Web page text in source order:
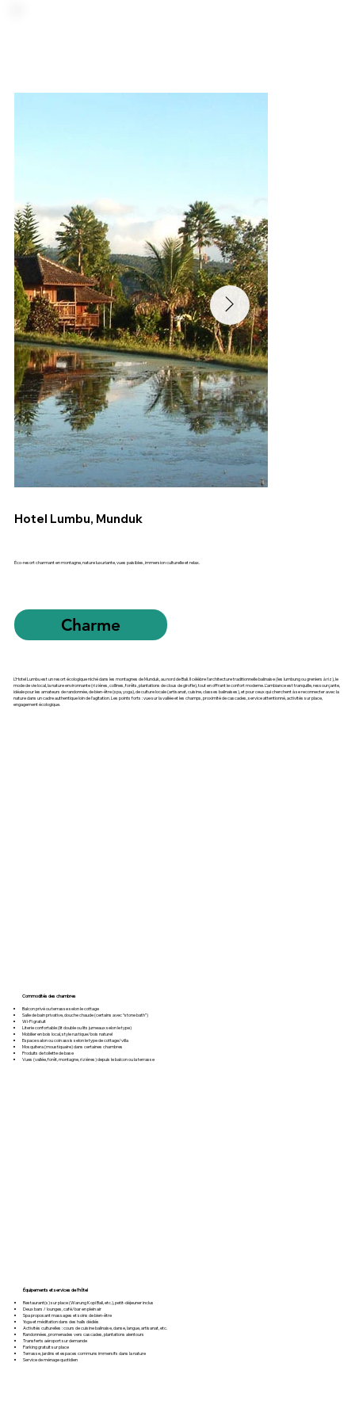
Hotel Lumbu, Munduk
Éco-resort charmant en montagne, nature luxuriante, vues paisibles, immersion culturelle et relax.
Charme
L'Hotel Lumbu est un resort écologique niché dans les montagnes de Munduk, au nord de Bali. Il célèbre l’architecture traditionnelle balinaise (les lumbung ou greniers à riz), le
mode de vie local, la nature environnante (rizières, collines, forêts, plantations de clous de girofle), tout en offrant le confort moderne. L’ambiance est tranquille, ressourçante,
idéale pour les amateurs de randonnée, de bien-être (spa, yoga), de culture locale (artisanat, cuisine, classes balinaises), et pour ceux qui cherchent à se reconnecter avec la
nature dans un cadre authentique loin de l’agitation. Les points forts : vue sur la vallée et les champs, proximité de cascades, service attentionné, activités sur place,
engagement écologique.
Commodités des chambres
Balcon privé ou terrasse selon le cottage
Salle de bain privative, douche chaude (certains avec “stone bath”)
Wi-Fi gratuit
Literie confortable (lit double ou lits jumeaux selon le type)
Mobilier en bois local, style rustique/bois naturel
Espace salon ou coin assis selon le type de cottage/villa
Mosquitera (moustiquaire) dans certaines chambres
Produits de toilette de base
Vues (vallée, forêt, montagne, rizières) depuis le balcon ou la terrasse
Équipements et services de l’hôtel
Restaurant(s) sur place (Warung Kopi Bali, etc.), petit-déjeuner inclus
Deux bars / lounges, café/bar en plein air
Spa proposant massages et soins de bien-être
Yoga et méditation dans des halls dédiés
Activités culturelles : cours de cuisine balinaise, danse, langue, artisanat, etc.
Randonnées, promenades vers cascades, plantations alentours
Transferts aéroport sur demande
Parking gratuit sur place
Terrasse, jardins et espaces communs immersifs dans la nature
Service de ménage quotidien